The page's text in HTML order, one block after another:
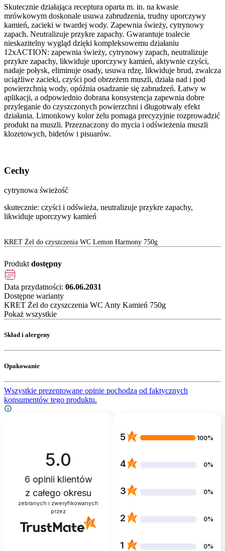
Skutecznie działająca receptura oparta m. in. na kwasie
mrówkowym doskonale usuwa zabrudzenia, trudny uporczywy
kamień, zacieki w twardej wody. Zapewnia świeży, cytrynowy
zapach. Neutralizuje przykre zapachy. Gwarantuje toalecie
nieskazitelny wygląd dzięki kompleksowemu działaniu
12xACTION: zapewnia świeży, cytrynowy zapach, neutralizuje
przykre zapachy, likwiduje uporczywy kamień, aktywnie czyści,
nadaje połysk, eliminuje osady, usuwa rdzę, likwiduje brud, zwalcza
uciążliwe zacieki, czyści pod obrzeżem muszli, działa nad i pod
powierzchnią wody, opóźnia osadzanie się zabrudzeń. Łatwy w
aplikacji, a odpowiednio dobrana konsystencja zapewnia dobre
przyleganie do czyszczonych powierzchni i długotrwały efekt
działania. Limonkowy kolor żelu pomaga precyzyjnie rozprowadzić
produkt na muszli. Przeznaczony do mycia i odświeżenia muszli
klozetowych, bidetów i pisuarów.
Cechy
cytrynowa świeżość
skutecznie: czyści i odświeża, neutralizuje przykre zapachy,
likwiduje uporczywy kamień
KRET Żel do czyszczenia WC Lemon Harmony 750g
Produkt dostępny
Data przydatności: 06.06.2031
Dostępne warianty
KRET Żel do czyszczenia WC Anty Kamień 750g
Pokaż wszystkie
Skład i alergeny
Opakowanie
Wszystkie prezentowane opinie pochodzą od faktycznych
konsumentów tego produktu.
5.0
6 opinii klientów
z całego okresu
zebranych i zweryfikowanych
przez
5 100%
4 0%
3 0%
2 0%
1 0%